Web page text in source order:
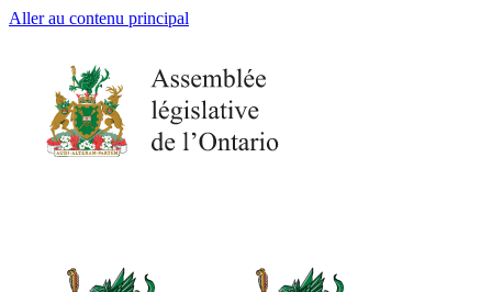
Aller au contenu principal